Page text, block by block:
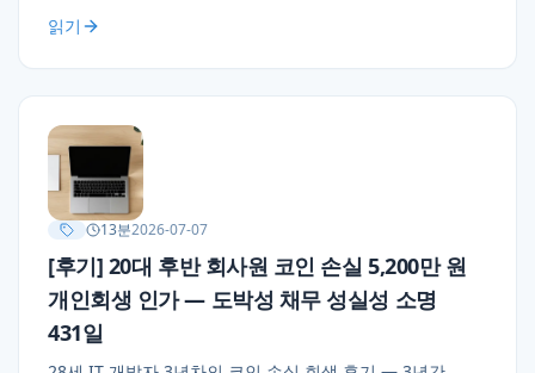
조서 확보와 지급 이력 정리, 양육비 채무 별도 처리까지
정리.
읽기
13분2026-07-07
[후기] 20대 후반 회사원 코인 손실 5,200만 원
개인회생 인가 — 도박성 채무 성실성 소명
431일